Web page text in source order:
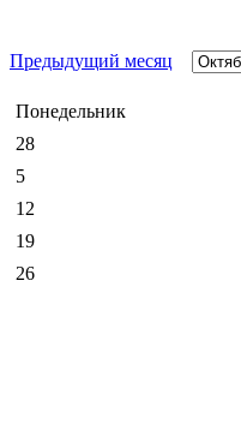
Предыдущий месяц
Понедельник
28
5
12
19
26